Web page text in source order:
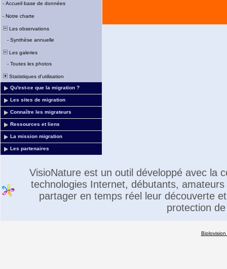
- Accueil base de données
- Notre charte
Les observations
- Synthèse annuelle
Les galeries
- Toutes les photos
Statistiques d'utilisation
Qu'est-ce que la migration ?
Les sites de migration
Connaître les migrateurs
Ressources et liens
La mission migration
Les partenaires
VisioNature est un outil développé avec la
technologies Internet, débutants,
partager en temps réel leur découverte
protection
Biolovision